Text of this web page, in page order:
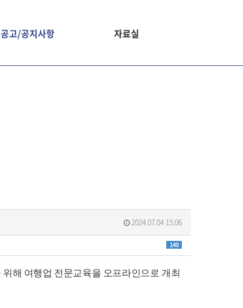
공고/공지사항 자료실
2024.07.04 15:06
140
해 여행업 전문교육을 오프라인으로 개최